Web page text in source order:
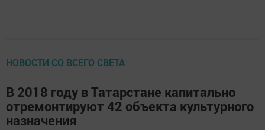
НОВОСТИ СО ВСЕГО СВЕТА
В 2018 году в Татарстане капитально
отремонтируют 42 объекта культурного
назначения